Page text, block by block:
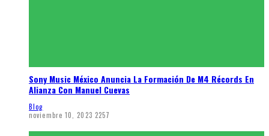
Sony Music México Anuncia La Formación De M4 Récords En
Alianza Con Manuel Cuevas
Blog
noviembre 10, 2023 2257